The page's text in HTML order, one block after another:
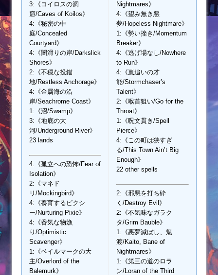
3:《コイロスの洞
窟/Caves of Koilos》
4:《秘密の中
庭/Concealed
Courtyard》
4:《闇滑りの岸/Darkslick
Shores》
2:《不穏な投錨
地/Restless Anchorage》
4:《金属海の沿
岸/Seachrome Coast》
1:《沼/Swamp》
3:《地底の大
河/Underground River》
23 lands
4:《孤立への恐怖/Fear of
Isolation》
2:《マネド
リ/Mockingbird》
4:《養育するピクシ
ー/Nurturing Pixie》
4:《呑気な物漁
り/Optimistic
Scavenger》
1:《ベイルマークの大
主/Overlord of the
Balemurk》
Nightmares》
4:《望み無き悪
夢/Hopeless Nightmare》
1:《勢い挫き/Momentum
Breaker》
4:《逃げ場なし/Nowhere
to Run》
4:《嵐追いの才
能/Stormchaser’s
Talent》
2:《喉首狙い/Go for the
Throat》
1:《呪文貫き/Spell
Pierce》
4:《この町は狭すぎ
る/This Town Ain’t Big
Enough》
22 other spells
2:《邪悪を打ち砕
く/Destroy Evil》
2:《不気味なガラク
タ/Grim Bauble》
1:《悪夢滅ぼし、魁
渡/Kaito, Bane of
Nightmares》
1:《第三の道のロラ
ン/Loran of the Third